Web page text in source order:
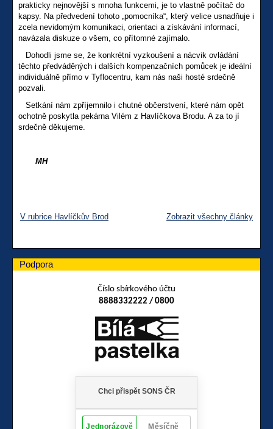
prakticky nejnovější s mnoha funkcemi, je to vlastně počítač do
kapsy. Na předvedení tohoto „pomocníka“, který velice usnadňuje i
zcela nevidomým komunikaci, orientaci a získávání informací,
navázala diskuze o všem, co přítomné zajímalo.
Dohodli jsme se, že konkrétní vyzkoušení a nácvik ovládání
těchto předváděných i dalších kompenzačních pomůcek je ideální
individuálně přímo v Tyflocentru, kam nás naši hosté srdečně
pozvali.
Setkání nám zpříjemnilo i chutné občerstvení, které nám opět
ochotně poskytla pekárna Vilém z Havlíčkova Brodu. A za to jí
srdečně děkujeme.
MH
V rubrice Havlíčkův Brod Zobrazit všechny články
Podpora
Číslo sbírkového účtu
8888332222 / 0800